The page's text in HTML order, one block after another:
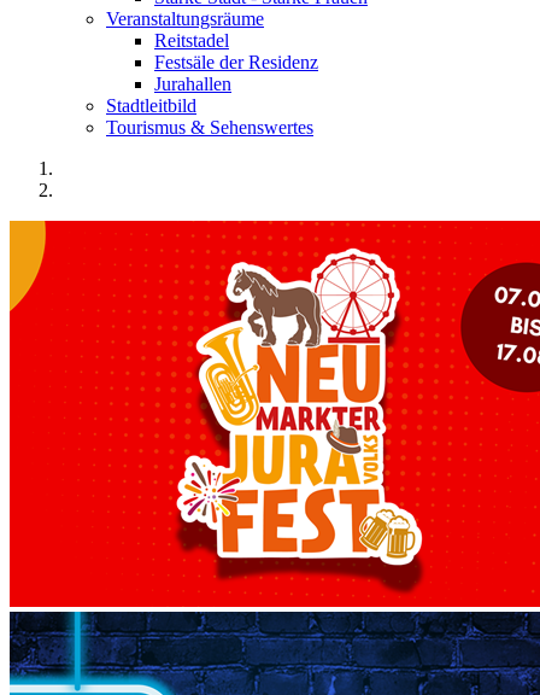
Veranstaltungsräume
Reitstadel
Festsäle der Residenz
Jurahallen
Stadtleitbild
Tourismus & Sehenswertes